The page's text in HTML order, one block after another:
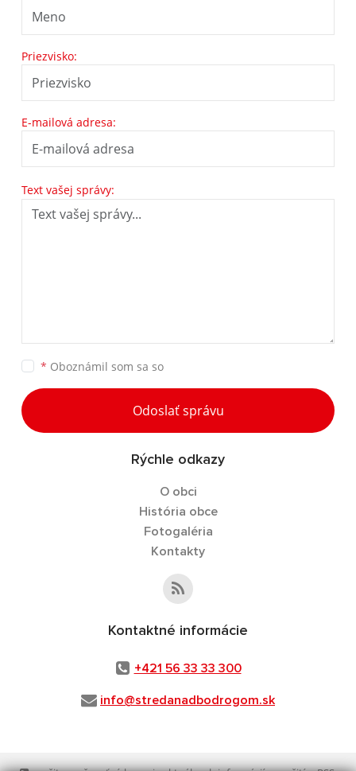
Priezvisko:
E-mailová adresa:
Text vašej správy:
* Oboznámil som sa so
Odoslať správu
Rýchle odkazy
O obci
História obce
Fotogaléria
Kontakty
Kontaktné informácie
+421 56 33 33 300
info@stredanadbodrogom.sk